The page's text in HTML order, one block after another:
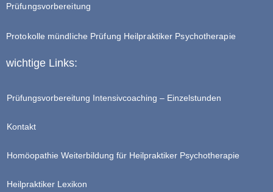
Prüfungsvorbereitung
Protokolle mündliche Prüfung Heilpraktiker Psychotherapie
wichtige Links:
Prüfungsvorbereitung Intensivcoaching – Einzelstunden
Kontakt
Homöopathie Weiterbildung für Heilpraktiker Psychotherapie
Heilpraktiker Lexikon